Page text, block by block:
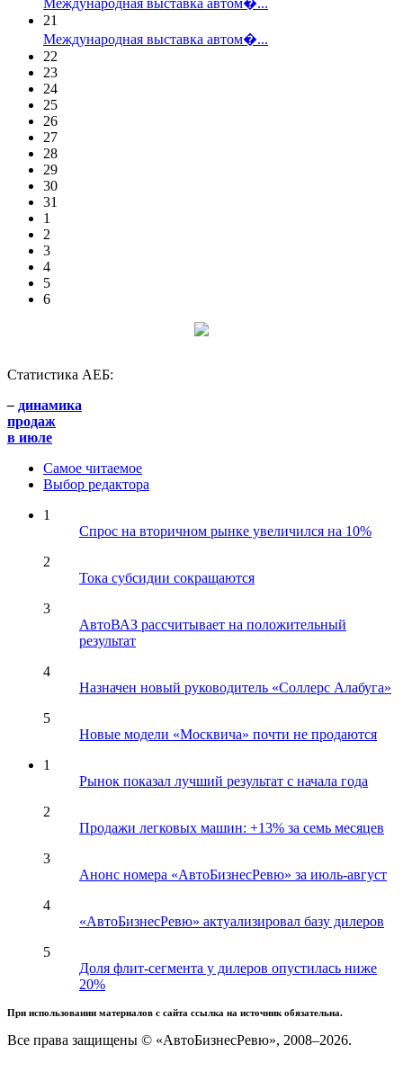
21
Международная выставка автом�...
22
23
24
25
26
27
28
29
30
31
1
2
3
4
5
6
Статистика АЕБ:
– динамика
продаж
в июле
Самое читаемое
Выбор редактора
1
Спрос на вторичном рынке увеличился на 10%
2
Тока субсидии сокращаются
3
АвтоВАЗ рассчитывает на положительный
результат
4
Назначен новый руководитель «Соллерс Алабуга»
5
Новые модели «Москвича» почти не продаются
1
Рынок показал лучший результат с начала года
2
Продажи легковых машин: +13% за семь месяцев
3
Анонс номера «АвтоБизнесРевю» за июль-август
4
«АвтоБизнесРевю» актуализировал базу дилеров
5
Доля флит-сегмента у дилеров опустилась ниже
20%
При использовании материалов с сайта ссылка на источник обязательна.
Все права защищены © «АвтоБизнесРевю», 2008–2026.